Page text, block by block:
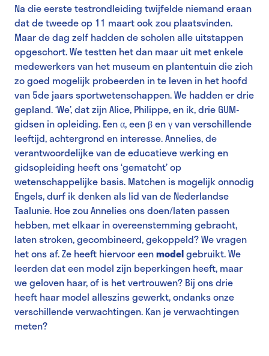
Na die eerste testrondleiding twijfelde niemand eraan
dat de tweede op 11 maart ook zou plaatsvinden.
Maar de dag zelf hadden de scholen alle uitstappen
opgeschort. We testten het dan maar uit met enkele
medewerkers van het museum en plantentuin die zich
zo goed mogelijk probeerden in te leven in het hoofd
van 5de jaars sportwetenschappen. We hadden er drie
gepland. ‘We’, dat zijn Alice, Philippe, en ik, drie GUM-
gidsen in opleiding. Een α, een β en γ van verschillende
leeftijd, achtergrond en interesse. Annelies, de
verantwoordelijke van de educatieve werking en
gidsopleiding heeft ons ‘gematcht’ op
wetenschappelijke basis. Matchen is mogelijk onnodig
Engels, durf ik denken als lid van de Nederlandse
Taalunie. Hoe zou Annelies ons doen/laten passen
hebben, met elkaar in overeenstemming gebracht,
laten stroken, gecombineerd, gekoppeld? We vragen
het ons af. Ze heeft hiervoor eenmodelgebruikt. We
leerden dat een model zijn beperkingen heeft, maar
we geloven haar, of is het vertrouwen? Bij ons drie
heeft haar model alleszins gewerkt, ondanks onze
verschillende verwachtingen. Kan je verwachtingen
meten?